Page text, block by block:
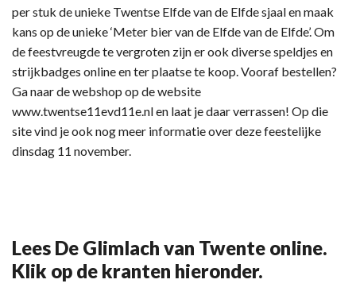
per stuk de unieke Twentse Elfde van de Elfde sjaal en maak
kans op de unieke ‘Meter bier van de Elfde van de Elfde’. Om
de feestvreugde te vergroten zijn er ook diverse speldjes en
strijkbadges online en ter plaatse te koop. Vooraf bestellen?
Ga naar de webshop op de website
www.twentse11evd11e.nl en laat je daar verrassen! Op die
site vind je ook nog meer informatie over deze feestelijke
dinsdag 11 november.
Lees De Glimlach van Twente online.
Klik op de kranten hieronder.